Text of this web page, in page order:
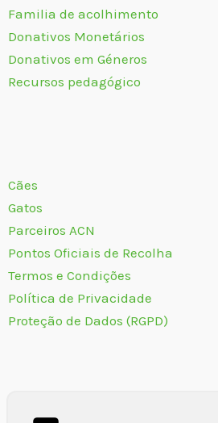
Familia de acolhimento
Donativos Monetários
Donativos em Géneros
Recursos pedagógico
Cães
Gatos
Parceiros ACN
Pontos Oficiais de Recolha
Termos e Condições
Política de Privacidade
Proteção de Dados (RGPD)